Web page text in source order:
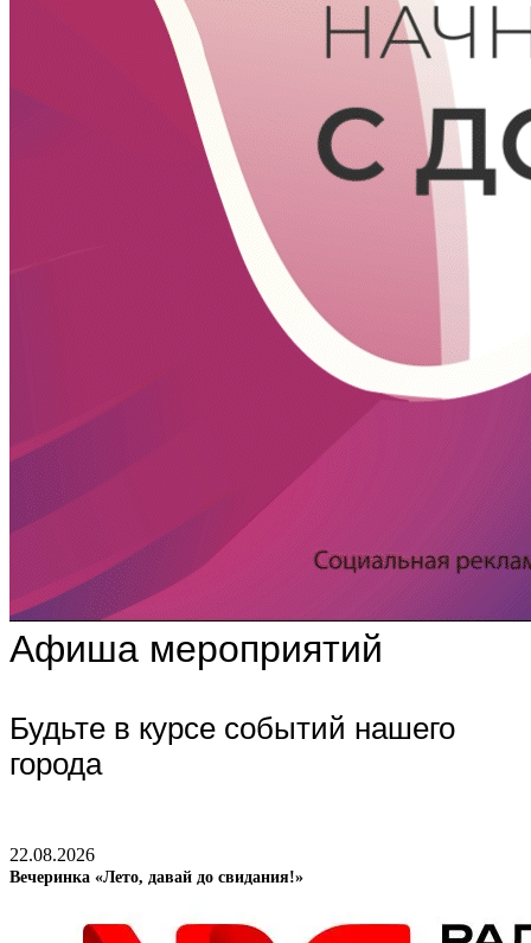
Афиша мероприятий
Будьте в курсе событий нашего
города
22.08.2026
Вечеринка «Лето, давай до свидания!»